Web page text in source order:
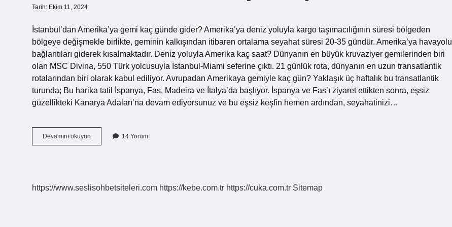
Tarih: Ekim 11, 2024
İstanbul’dan Amerika’ya gemi kaç günde gider? Amerika’ya deniz yoluyla kargo taşımacılığının süresi bölgeden
bölgeye değişmekle birlikte, geminin kalkışından itibaren ortalama seyahat süresi 20-35 gündür. Amerika’ya havayolu
bağlantıları giderek kısalmaktadır. Deniz yoluyla Amerika kaç saat? Dünyanın en büyük kruvaziyer gemilerinden biri
olan MSC Divina, 550 Türk yolcusuyla İstanbul-Miami seferine çıktı. 21 günlük rota, dünyanın en uzun transatlantik
rotalarından biri olarak kabul ediliyor. Avrupadan Amerikaya gemiyle kaç gün? Yaklaşık üç haftalık bu transatlantik
turunda; Bu harika tatil İspanya, Fas, Madeira ve İtalya’da başlıyor. İspanya ve Fas’ı ziyaret ettikten sonra, eşsiz
güzellikteki Kanarya Adaları’na devam ediyorsunuz ve bu eşsiz keşfin hemen ardından, seyahatinizi…
Devamını okuyun
New
14 Yorum
https://www.seslisohbetsiteleri.com https://kebe.com.tr https://cuka.com.tr Sitemap